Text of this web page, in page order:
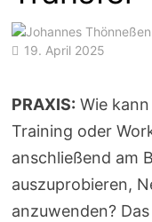
19. April 2025
PRAXIS: Wie
Training oder
anschließend am
auszuprobieren,
anzuwenden?